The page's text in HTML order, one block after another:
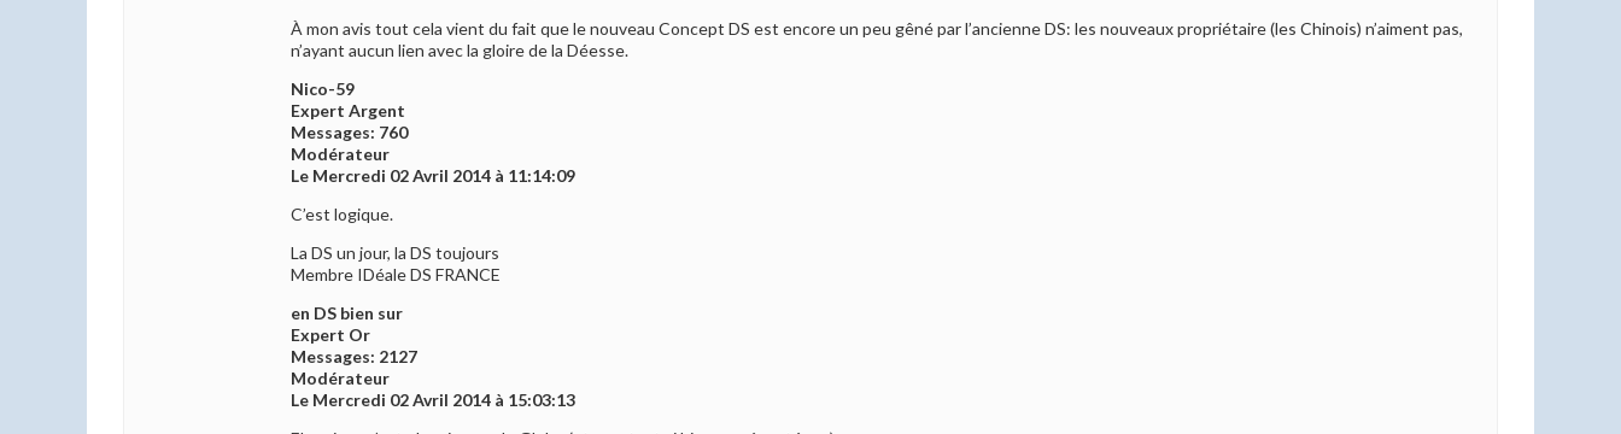
À mon avis tout cela vient du fait que le nouveau Concept DS est encore un peu gêné par l’ancienne DS: les nouveaux propriétaire (les Chinois) n’aiment pas,
n’ayant aucun lien avec la gloire de la Déesse.
Nico-59
Expert Argent
Messages: 760
Modérateur
Le Mercredi 02 Avril 2014 à 11:14:09
C’est logique.
La DS un jour, la DS toujours
Membre IDéale DS FRANCE
en DS bien sur
Expert Or
Messages: 2127
Modérateur
Le Mercredi 02 Avril 2014 à 15:03:13